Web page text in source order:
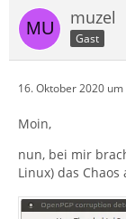
muzel
Gast
16. Oktober 2020
Moin,
nun, bei mir
Linux) das Chaos